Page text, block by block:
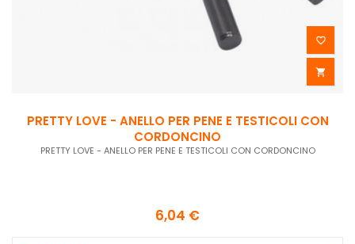


PRETTY LOVE - ANELLO PER PENE E TESTICOLI CON
CORDONCINO
PRETTY LOVE - ANELLO PER PENE E TESTICOLI CON CORDONCINO
6,04 €